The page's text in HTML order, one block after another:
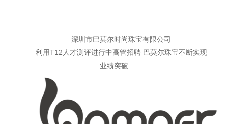
深圳市巴莫尔时尚珠宝有限公司
利用T12人才测评进行中高管招聘 巴莫尔珠宝不断实现
业绩突破